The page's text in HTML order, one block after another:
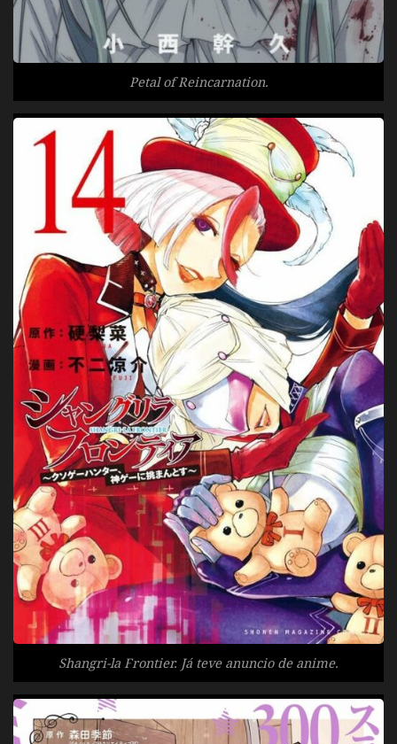
Petal of Reincarnation.
Shangri-la Frontier. Já teve anuncio de anime.